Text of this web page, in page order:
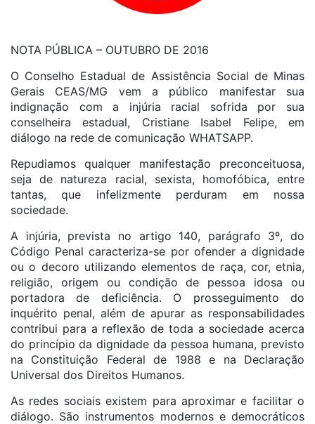
NOTA PÚBLICA – OUTUBRO DE 2016
O Conselho Estadual de Assistência Social de Minas
Gerais CEAS/MG vem a público manifestar sua
indignação com a injúria racial sofrida por sua
conselheira estadual, Cristiane Isabel Felipe, em
diálogo na rede de comunicação WHATSAPP.
Repudiamos qualquer manifestação preconceituosa,
seja de natureza racial, sexista, homofóbica, entre
tantas, que infelizmente perduram em nossa
sociedade.
A injúria, prevista no artigo 140, parágrafo 3º, do
Código Penal caracteriza-se por ofender a dignidade
ou o decoro utilizando elementos de raça, cor, etnia,
religião, origem ou condição de pessoa idosa ou
portadora de deficiência. O prosseguimento do
inquérito penal, além de apurar as responsabilidades
contribui para a reflexão de toda a sociedade acerca
do princípio da dignidade da pessoa humana, previsto
na Constituição Federal de 1988 e na Declaração
Universal dos Direitos Humanos.
As redes sociais existem para aproximar e facilitar o
diálogo. São instrumentos modernos e democráticos